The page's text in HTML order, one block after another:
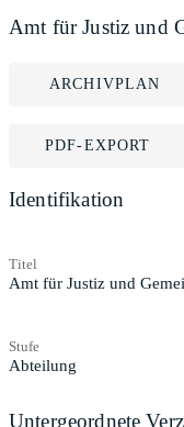
Amt für Justiz und
ARCHIVPLAN
PDF-EXPORT
Identifikation
Titel
Amt für Justiz und
Stufe
Abteilung
Untergeordnete